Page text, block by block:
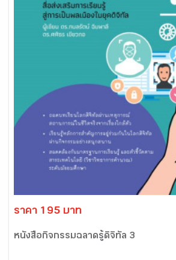
ราคา 195 บาท
หนังสือกิจกรรมฉลาดรู้ดิจิทัล 3